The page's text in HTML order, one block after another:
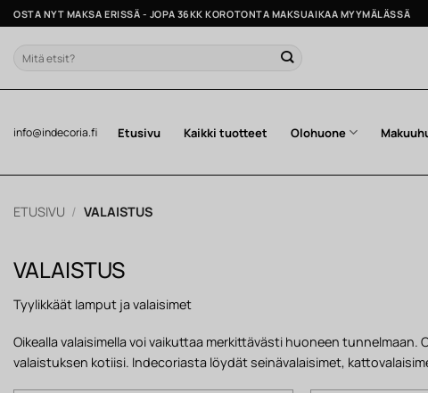
Skip
to
content
OSTA NYT MAKSA ERISSÄ - JOPA 36KK KOROTONTA MAKSUAIKAA MYYMÄLÄSSÄ
Etsi:
info@indecoria.fi Etusivu Kaikki tuotteet Olohuone
ETUSIVU / VALAISTUS
VALAISTUS
Tyylikkäät lamput ja valaisimet
Oikealla valaisimella voi vaikuttaa merkittävästi huoneen
valaistuksen kotiisi. Indecoriasta löydät seinävalaisimet,